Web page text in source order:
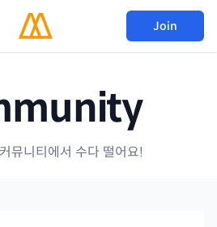
Join
뮤니티에서 수다 떨어요!